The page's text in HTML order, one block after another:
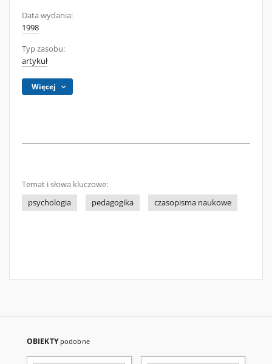
Data wydania:
1998
Typ zasobu:
artykuł
Więcej
Temat i słowa kluczowe:
psychologia
pedagogika czasopisma naukowe
OBIEKTY podobne